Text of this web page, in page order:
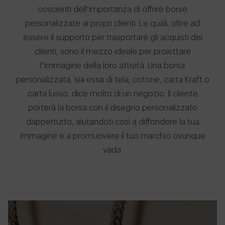
coscienti dell’importanza di offrire borse
personalizzate ai propri clienti. Le quali, oltre ad
essere il supporto per trasportare gli acquisti dei
clienti, sono il mezzo ideale per proiettare
l’immagine della loro attività. Una borsa
personalizzata, sia essa di tela, cotone, carta Kraft o
carta lusso, dice molto di un negozio. Il cliente
porterà la borsa con il disegno personalizzato
dappertutto, aiutandoti così a diffondere la tua
immagine e a promuovere il tuo marchio ovunque
vada.